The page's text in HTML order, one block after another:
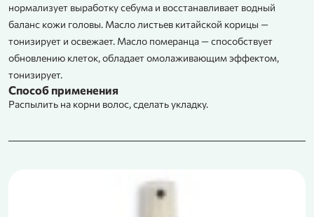
нормализует выработку себума и восстанавливает водный
баланс кожи головы. Масло листьев китайской корицы —
тонизирует и освежает. Масло померанца — способствует
обновлению клеток, обладает омолаживающим эффектом,
тонизирует.
Способ применения
Распылить на корни волос, сделать укладку.